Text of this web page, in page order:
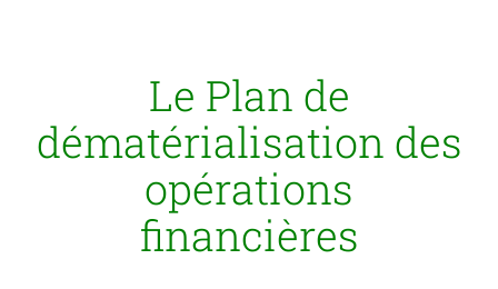
Le Plan de
dématérialisation des
opérations
financières